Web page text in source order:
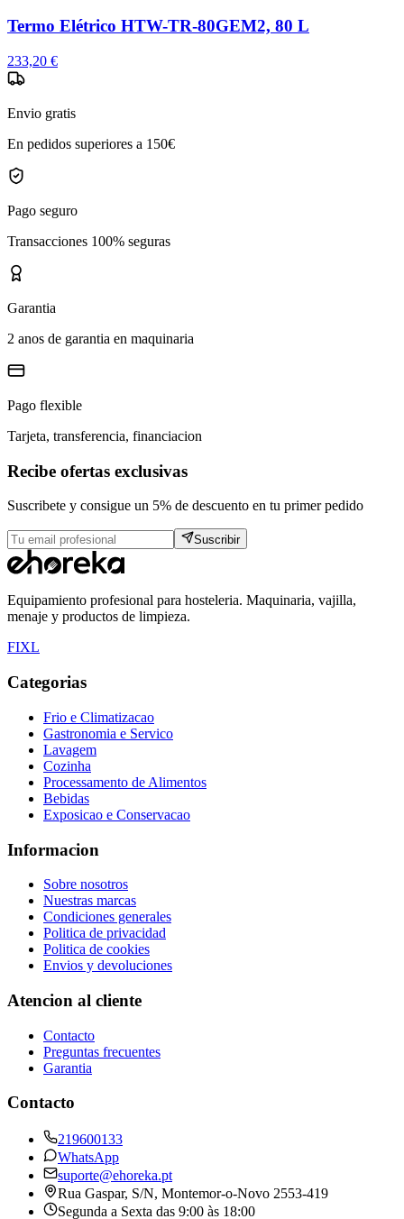
Termo Elétrico HTW-TR-80GEM2, 80 L
233,20 €
Envio gratis
En pedidos superiores a 150€
Pago seguro
Transacciones 100% seguras
Garantia
2 anos de garantia en maquinaria
Pago flexible
Tarjeta, transferencia, financiacion
Recibe ofertas exclusivas
Suscribete y consigue un 5% de descuento en tu primer pedido
Suscribir
Equipamiento profesional para hosteleria. Maquinaria, vajilla,
menaje y productos de limpieza.
FIXL
Categorias
Frio e Climatizacao
Gastronomia e Servico
Lavagem
Cozinha
Processamento de Alimentos
Bebidas
Exposicao e Conservacao
Informacion
Sobre nosotros
Nuestras marcas
Condiciones generales
Politica de privacidad
Politica de cookies
Envios y devoluciones
Atencion al cliente
Contacto
Preguntas frecuentes
Garantia
Contacto
219600133
WhatsApp
suporte@ehoreka.pt
Rua Gaspar, S/N, Montemor-o-Novo 2553-419
Segunda a Sexta das 9:00 às 18:00